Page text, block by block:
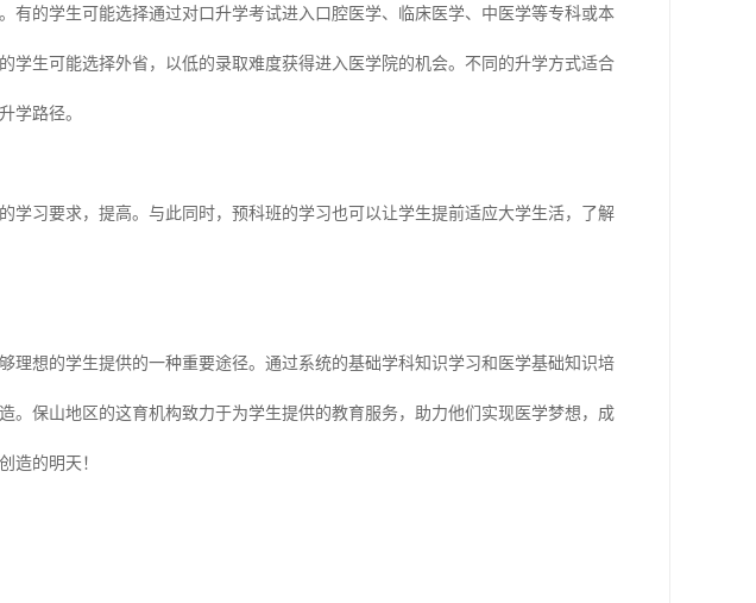
有的学生可能选择通过对口升学考试进入口腔医学、临床医学、中医学等专科或本
学生可能选择外省，以低的录取难度获得进入医学院的机会。不同的升学方式适合
学路径。
学习要求，提高。与此同时，预科班的学习也可以让学生提前适应大学生活，了解
理想的学生提供的一种重要途径。通过系统的基础学科知识学习和医学基础知识培
。保山地区的这育机构致力于为学生提供的教育服务，助力他们实现医学梦想，成
造的明天！